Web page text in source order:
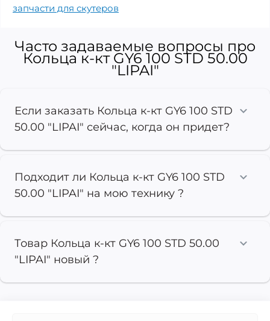
запчасти для скутеров
Часто задаваемые вопросы про
Кольца к-кт GY6 100 STD 50.00
"LIPAI"
Если заказать Кольца к-кт GY6 100 STD
50.00 "LIPAI" сейчас, когда он придет?
Подходит ли Кольца к-кт GY6 100 STD
50.00 "LIPAI" на мою технику ?
Товар Кольца к-кт GY6 100 STD 50.00
"LIPAI" новый ?